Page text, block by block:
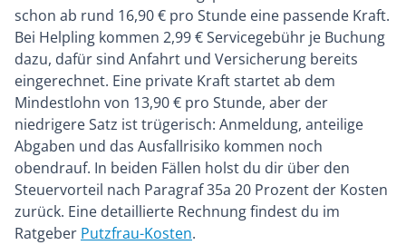
schon ab rund 16,90 € pro Stunde eine passende Kraft.
Bei Helpling kommen 2,99 € Servicegebühr je Buchung
dazu, dafür sind Anfahrt und Versicherung bereits
eingerechnet. Eine private Kraft startet ab dem
Mindestlohn von 13,90 € pro Stunde, aber der
niedrigere Satz ist trügerisch: Anmeldung, anteilige
Abgaben und das Ausfallrisiko kommen noch
obendrauf. In beiden Fällen holst du dir über den
Steuervorteil nach Paragraf 35a 20 Prozent der Kosten
zurück. Eine detaillierte Rechnung findest du im
Ratgeber Putzfrau-Kosten.